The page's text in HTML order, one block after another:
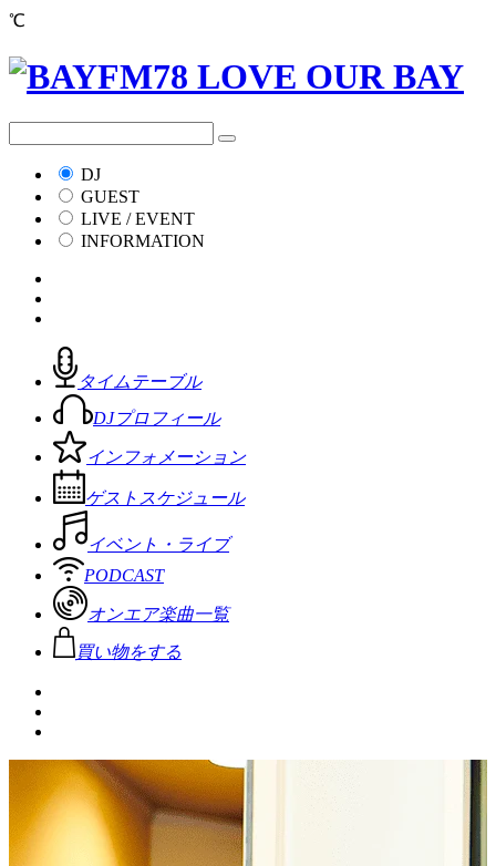
℃
DJ
GUEST
LIVE / EVENT
INFORMATION
タイムテーブル
DJプロフィール
インフォメーション
ゲストスケジュール
イベント・ライブ
PODCAST
オンエア楽曲一覧
買い物をする